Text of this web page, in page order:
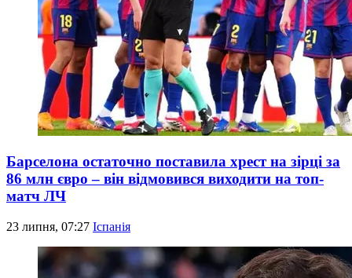
Барселона остаточно поставила хрест на зірці за
86 млн євро – він відмовився виходити на топ-
матч ЛЧ
23 липня, 07:27 Іспанія